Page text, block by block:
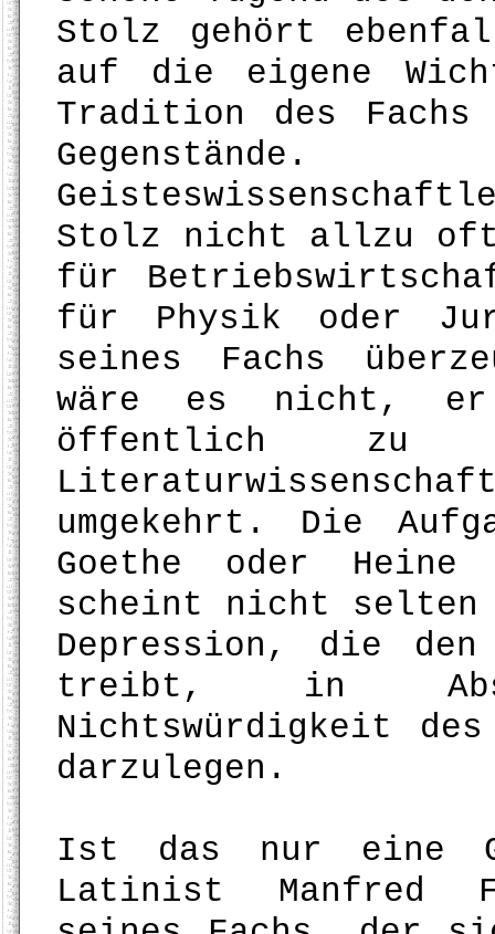
Stolz gehört
auf die eigene
Tradition des Fachs
Stolz nicht allzu
für
für Physik oder
seines Fachs
wäre es nicht,
öffentlich zu
umgekehrt. Die
Goethe oder Heine
scheint nicht selten
Depression, die
treibt, in
Nichtswürdigkeit
darzulegen.
Ist das nur eine
Latinist Manfred